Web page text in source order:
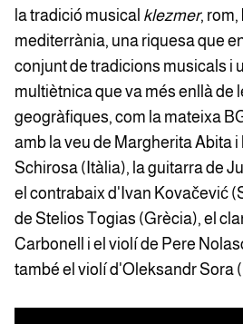
la tradició musical klezmer,
mediterrània, una riquesa que
conjunt de tradicions musicals i
multiètnica que va més enllà de
geogràfiques, com la mateixa
amb la veu de Margherita Abita
Schirosa (Itàlia), la guitarra de
el contrabaix d'Ivan Kovačević
de Stelios Togias (Grècia), el
Carbonell i el violí de Pere
també el violí d'Oleksandr Sora